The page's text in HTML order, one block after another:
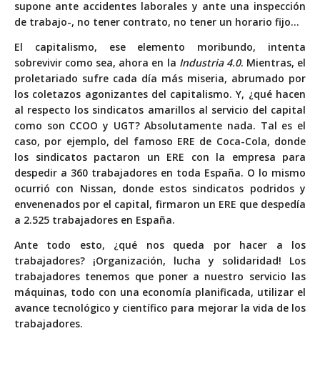
supone ante accidentes laborales y ante una inspección
de trabajo-, no tener contrato, no tener un horario fijo…
El capitalismo, ese elemento moribundo, intenta
sobrevivir como sea, ahora en la Industria 4.0. Mientras, el
proletariado sufre cada día más miseria, abrumado por
los coletazos agonizantes del capitalismo. Y, ¿qué hacen
al respecto los sindicatos amarillos al servicio del capital
como son CCOO y UGT? Absolutamente nada. Tal es el
caso, por ejemplo, del famoso ERE de Coca-Cola, donde
los sindicatos pactaron un ERE con la empresa para
despedir a 360 trabajadores en toda España. O lo mismo
ocurrió con Nissan, donde estos sindicatos podridos y
envenenados por el capital, firmaron un ERE que despedía
a 2.525 trabajadores en España.
Ante todo esto, ¿qué nos queda por hacer a los
trabajadores? ¡Organización, lucha y solidaridad! Los
trabajadores tenemos que poner a nuestro servicio las
máquinas, todo con una economía planificada, utilizar el
avance tecnológico y científico para mejorar la vida de los
trabajadores.